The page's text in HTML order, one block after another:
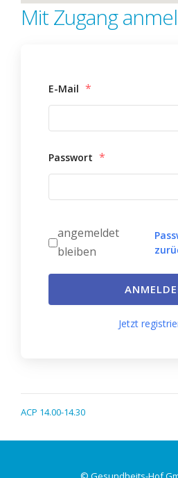
Mit Zugang
E-Mail *
Passwort *
angemeldet
bleiben
Jetzt
ACP 14.00-14.30